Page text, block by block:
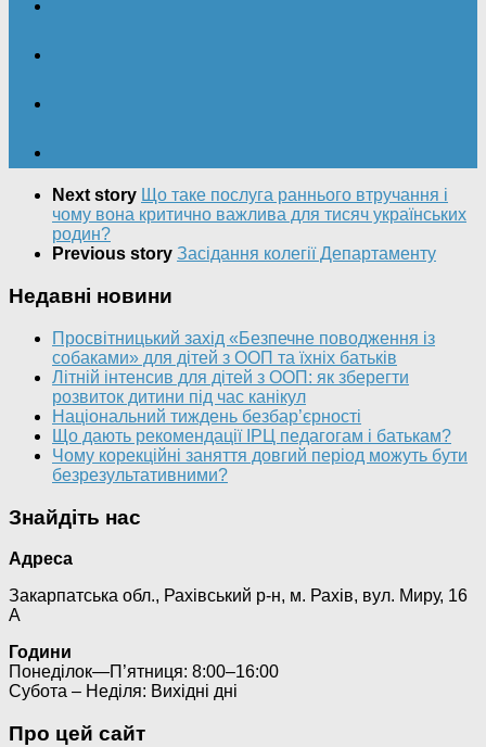
Next story Що таке послуга раннього втручання і
чому вона критично важлива для тисяч українських
родин?
Previous story Засідання колегії Департаменту
Недавні новини
Просвітницький захід «Безпечне поводження із
собаками» для дітей з ООП та їхніх батьків
Літній інтенсив для дітей з ООП: як зберегти
розвиток дитини під час канікул
Національний тиждень безбар’єрності
Що дають рекомендації ІРЦ педагогам і батькам?
Чому корекційні заняття довгий період можуть бути
безрезультативними?
Знайдіть нас
Адреса
Закарпатська обл., Рахівський р-н, м. Рахів, вул. Миру, 16
А
Години
Понеділок—П’ятниця: 8:00–16:00
Субота – Неділя: Вихідні дні
Про цей сайт